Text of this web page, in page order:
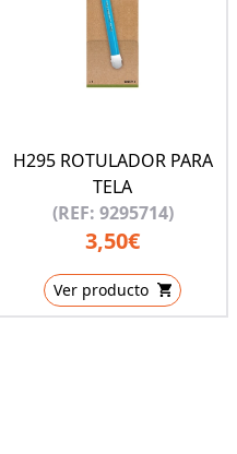
H295 ROTULADOR PARA
TELA
(REF: 9295714)
3,50€
Ver producto